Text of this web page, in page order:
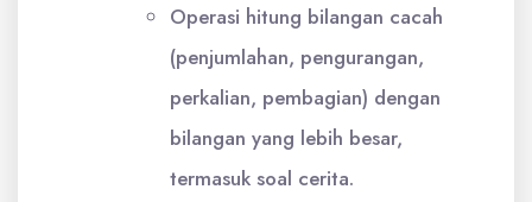
Operasi hitung bilangan cacah
(penjumlahan, pengurangan,
perkalian, pembagian) dengan
bilangan yang lebih besar,
termasuk soal cerita.